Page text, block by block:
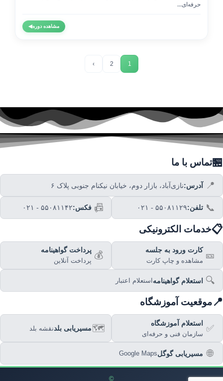
حرفه‌ای...
مشاهده دوره◀
1
2
›
🏪تماس با ما
📍 آدرس:نازی‌آباد، بازار دوم، خیابان نیکنام جنوبی پلاک ۶
📞 تلفن:۰۲۱ - ۵۵۰۸۱۱۲۹ 📠 فکس:۰۲۱ - ۵۵۰۸۱۱۴۲
📋خدمات الکترونیکی
🎫 کارت ورود به جلسه
مشاهده و چاپ کارت
💰 پرداخت گواهینامه
پرداخت آنلاین
🔍 استعلام گواهینامه استعلام اعتبار
📍موقعیت آموزشگاه
✅ استعلام آموزشگاه
سازمان فنی و حرفه‌ای
🗺️مسیریابی بلدنقشه بلد
🌐 مسیریابی گوگلGoogle Maps
©